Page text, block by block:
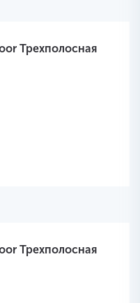
Трехполосная
Трехполосная